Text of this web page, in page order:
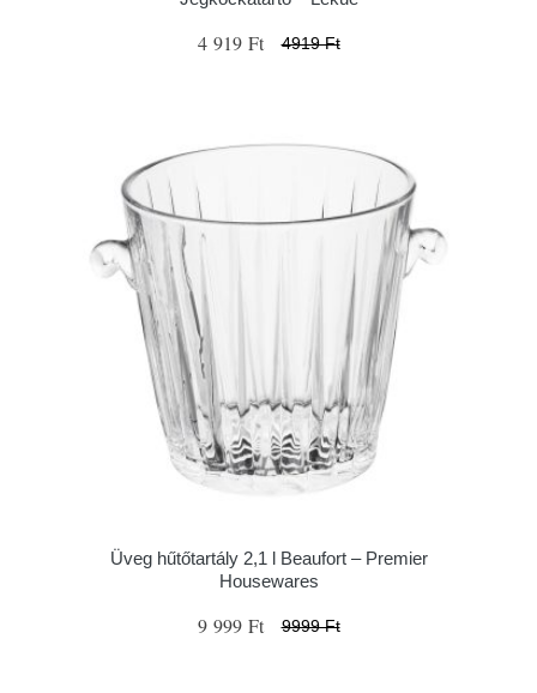
4 919 Ft 4919 Ft
Üveg hűtőtartály 2,1 l Beaufort – Premier
Housewares
9 999 Ft 9999 Ft